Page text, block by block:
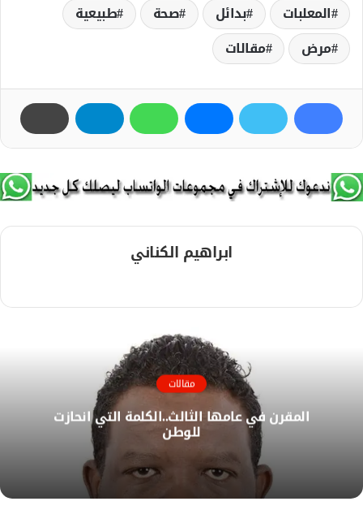
المعلبات
بدائل صحة
طبيعية
مرض
مقالات
ابراهيم الكناني
ع
ا
ل
و
ي
ب
مقالات
المقرن في عامها الثالث..الكلمة التي انحازت
للوطن